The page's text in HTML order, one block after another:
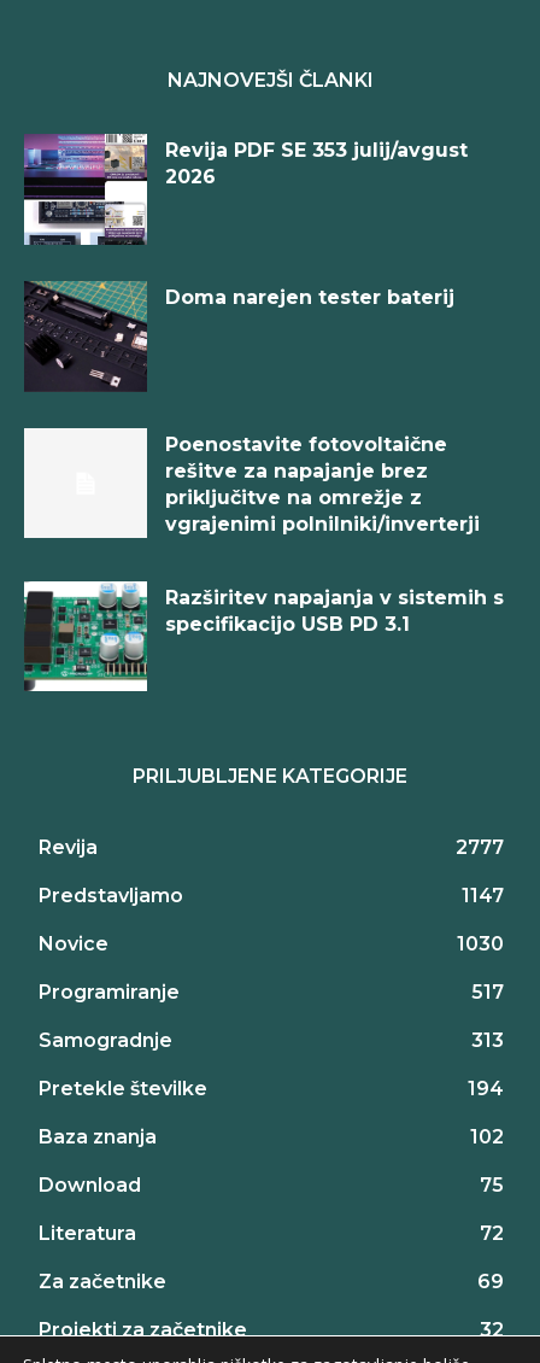
NAJNOVEJŠI ČLANKI
Revija PDF SE 353 julij/avgust
2026
Doma narejen tester baterij
Poenostavite fotovoltaične
rešitve za napajanje brez
priključitve na omrežje z
vgrajenimi polnilniki/inverterji
Razširitev napajanja v sistemih s
specifikacijo USB PD 3.1
PRILJUBLJENE KATEGORIJE
Revija 2777
Predstavljamo 1147
Novice 1030
Programiranje 517
Samogradnje 313
Pretekle številke 194
Baza znanja 102
Download 75
Literatura 72
Za začetnike 69
Projekti za začetnike
32